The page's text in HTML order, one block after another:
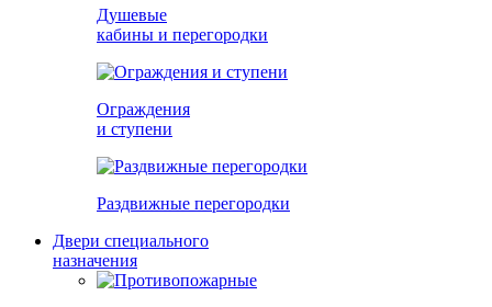
Душевые
кабины и перегородки
Ограждения
и ступени
Раздвижные перегородки
Двери специального
назначения